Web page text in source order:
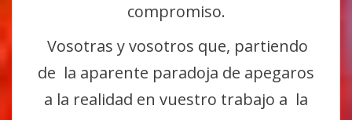
compromiso.
Vosotras y vosotros que, partiendo
de la aparente paradoja de apegaros
a la realidad en vuestro trabajo a la